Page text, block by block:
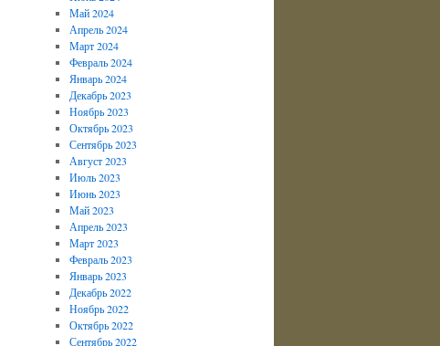
Май 2024
Апрель 2024
Март 2024
Февраль 2024
Январь 2024
Декабрь 2023
Ноябрь 2023
Октябрь 2023
Сентябрь 2023
Август 2023
Июль 2023
Июнь 2023
Май 2023
Апрель 2023
Март 2023
Февраль 2023
Январь 2023
Декабрь 2022
Ноябрь 2022
Октябрь 2022
Сентябрь 2022